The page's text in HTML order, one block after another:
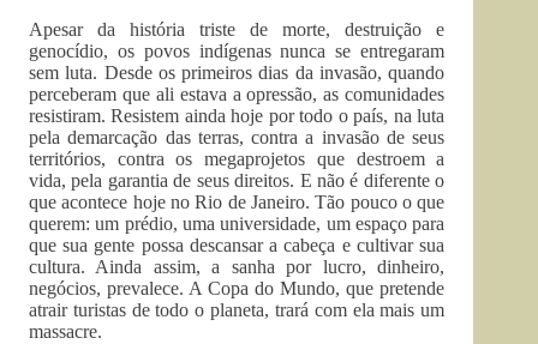
Apesar da história triste de morte, destruição e
genocídio, os povos indígenas nunca se entregaram
sem luta. Desde os primeiros dias da invasão, quando
perceberam que ali estava a opressão, as comunidades
resistiram. Resistem ainda hoje por todo o país, na luta
pela demarcação das terras, contra a invasão de seus
territórios, contra os megaprojetos que destroem a
vida, pela garantia de seus direitos. E não é diferente o
que acontece hoje no Rio de Janeiro. Tão pouco o que
querem: um prédio, uma universidade, um espaço para
que sua gente possa descansar a cabeça e cultivar sua
cultura. Ainda assim, a sanha por lucro, dinheiro,
negócios, prevalece. A Copa do Mundo, que pretende
atrair turistas de todo o planeta, trará com ela mais um
massacre.